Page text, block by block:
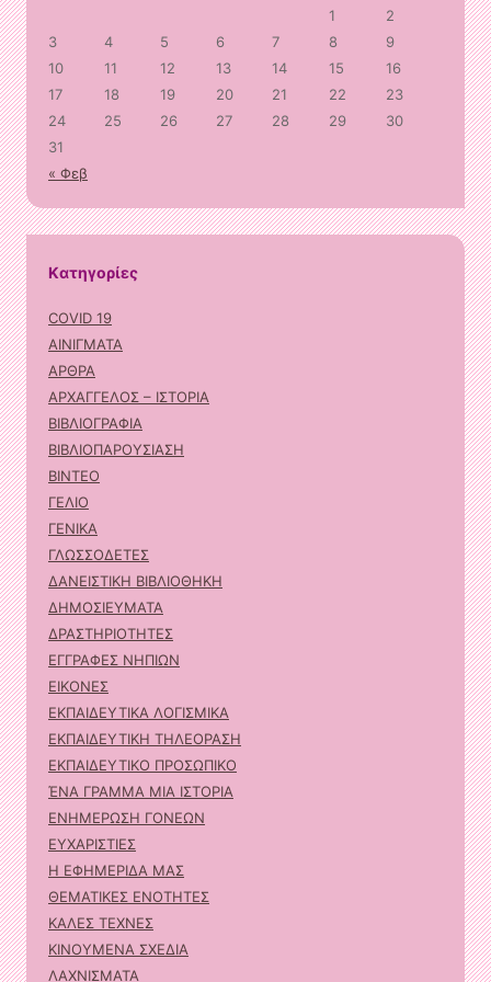
1
2
3
4 5 6 7 8
9
10
11 12 13 14 15
16
17
18 19 20 21 22
23
24
25 26 27 28 29
30
31
« Φεβ
Kατηγορίες
COVID 19
ΑΙΝΙΓΜΑΤΑ
ΑΡΘΡΑ
ΑΡΧΑΓΓΕΛΟΣ – ΙΣΤΟΡΙΑ
ΒΙΒΛΙΟΓΡΑΦΙΑ
ΒΙΒΛΙΟΠΑΡΟΥΣΙΑΣΗ
ΒΙΝΤΕΟ
ΓΕΛΙΟ
ΓΕΝΙΚΑ
ΓΛΩΣΣΟΔΕΤΕΣ
ΔΑΝΕΙΣΤΙΚΗ ΒΙΒΛΙΟΘΗΚΗ
ΔΗΜΟΣΙΕΥΜΑΤΑ
ΔΡΑΣΤΗΡΙΟΤΗΤΕΣ
ΕΓΓΡΑΦΕΣ ΝΗΠΙΩΝ
ΕΙΚΟΝΕΣ
ΕΚΠΑΙΔΕΥΤΙΚΑ ΛΟΓΙΣΜΙΚΑ
ΕΚΠΑΙΔΕΥΤΙΚΗ ΤΗΛΕΟΡΑΣΗ
ΕΚΠΑΙΔΕΥΤΙΚΟ ΠΡΟΣΩΠΙΚΟ
ΈΝΑ ΓΡΑΜΜΑ ΜΙΑ ΙΣΤΟΡΙΑ
ΕΝΗΜΕΡΩΣΗ ΓΟΝΕΩΝ
ΕΥΧΑΡΙΣΤΙΕΣ
Η ΕΦΗΜΕΡΙΔΑ ΜΑΣ
ΘΕΜΑΤΙΚΕΣ ΕΝΟΤΗΤΕΣ
ΚΑΛΕΣ ΤΕΧΝΕΣ
ΚΙΝΟΥΜΕΝΑ ΣΧΕΔΙΑ
ΛΑΧΝΙΣΜΑΤΑ